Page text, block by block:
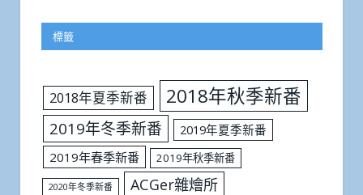
標籤
2018年夏季新番 2018年秋季新番
2019年冬季新番
2019年夏季新番
2019年春季新番
2019年秋季新番
2020年冬季新番 ACGer雜燴所